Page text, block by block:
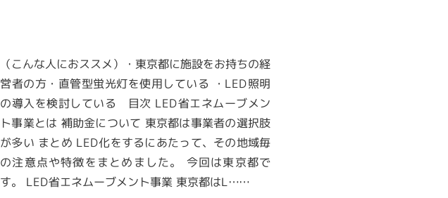
（こんな人におススメ）・東京都に施設をお持ちの経
営者の方・直管型蛍光灯を使用している ・LED照明
の導入を検討している 目次 LED省エネムーブメン
ト事業とは 補助金について 東京都は事業者の選択肢
が多い まとめ LED化をするにあたって、その地域毎
の注意点や特徴をまとめました。 今回は東京都で
す。 LED省エネムーブメント事業 東京都はL……